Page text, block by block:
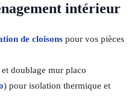
intérieur
de cloisonspour vos pièces
et doublage mur placo
) pour isolation thermique et